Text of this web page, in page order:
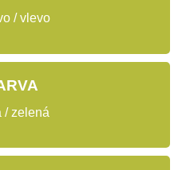
/ vlevo
/ zelená